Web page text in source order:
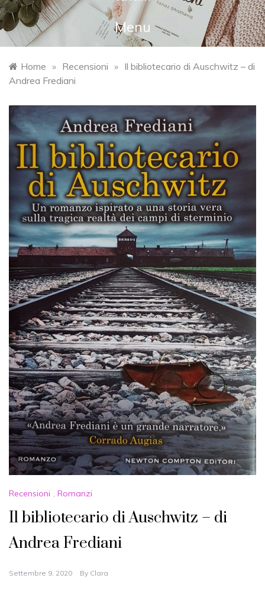
Menu
Home » Recensioni » Il bibliotecario di Auschwitz – di
Andrea Frediani
Recensioni , Romanzi
Il bibliotecario di Auschwitz – di
Andrea Frediani
Settembre 9, 2020 By Clara